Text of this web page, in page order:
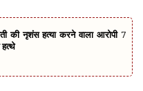
नृशंस हत्या करने वाला आरोपी 7